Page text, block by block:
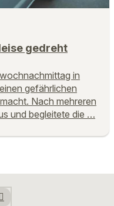
gedreht
in
gefährlichen
Nach mehreren
und begleitete die …